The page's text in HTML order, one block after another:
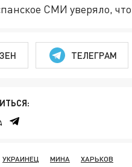
СМИ уверяло,
ТЕЛЕГРАМ
УКРАИНЕЦ МИНА ХАРЬКОВ